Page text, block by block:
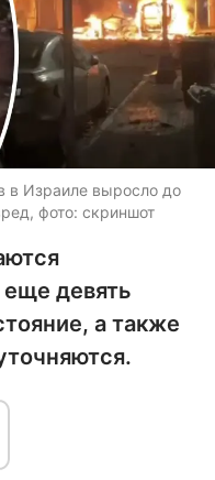
в Израиле выросло до
фото: скриншот
девять
а также